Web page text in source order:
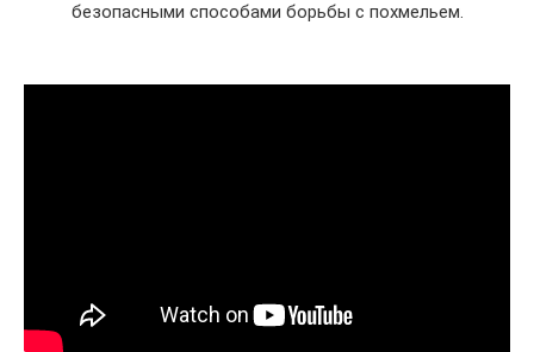
безопасными способами борьбы с похмельем.